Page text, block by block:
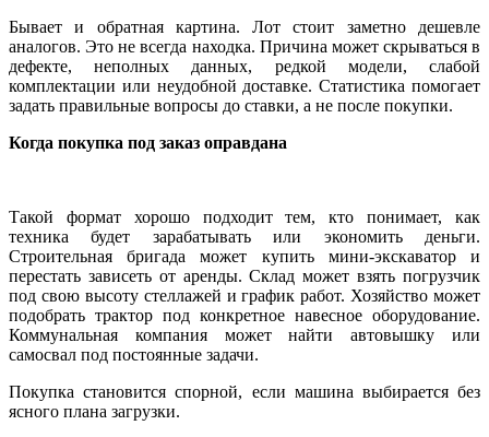
Бывает и обратная картина. Лот стоит заметно дешевле
аналогов. Это не всегда находка. Причина может скрываться в
дефекте, неполных данных, редкой модели, слабой
комплектации или неудобной доставке. Статистика помогает
задать правильные вопросы до ставки, а не после покупки.
Когда покупка под заказ оправдана
Такой формат хорошо подходит тем, кто понимает, как
техника будет зарабатывать или экономить деньги.
Строительная бригада может купить мини-экскаватор и
перестать зависеть от аренды. Склад может взять погрузчик
под свою высоту стеллажей и график работ. Хозяйство может
подобрать трактор под конкретное навесное оборудование.
Коммунальная компания может найти автовышку или
самосвал под постоянные задачи.
Покупка становится спорной, если машина выбирается без
ясного плана загрузки.